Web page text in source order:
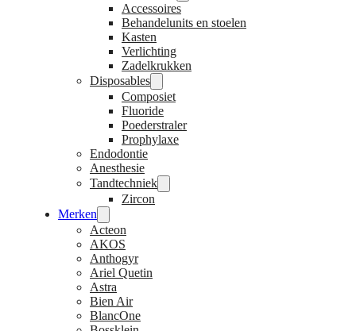
Accessoires
Behandelunits en stoelen
Kasten
Verlichting
Zadelkrukken
Disposables
Composiet
Fluoride
Poederstraler
Prophylaxe
Endodontie
Anesthesie
Tandtechniek
Zircon
Merken
Acteon
AKOS
Anthogyr
Ariel Quetin
Astra
Bien Air
BlancOne